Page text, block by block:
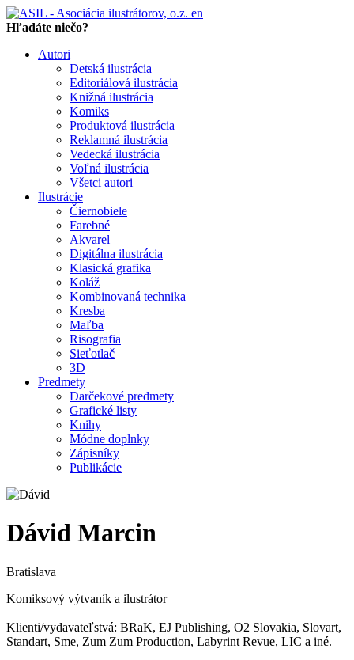
en
Hľadáte niečo?
Autori
Detská ilustrácia
Editoriálová ilustrácia
Knižná ilustrácia
Komiks
Produktová ilustrácia
Reklamná ilustrácia
Vedecká ilustrácia
Voľná ilustrácia
Všetci autori
Ilustrácie
Čiernobiele
Farebné
Akvarel
Digitálna ilustrácia
Klasická grafika
Koláž
Kombinovaná technika
Kresba
Maľba
Risografia
Sieťotlač
3D
Predmety
Darčekové predmety
Grafické listy
Knihy
Módne doplnky
Zápisníky
Publikácie
Dávid Marcin
Bratislava
Komiksový výtvaník a ilustrátor
Klienti/vydavateľstvá: BRaK, EJ Publishing, O2 Slovakia, Slovart,
Standart, Sme, Zum Zum Production, Labyrint Revue, LIC a iné.